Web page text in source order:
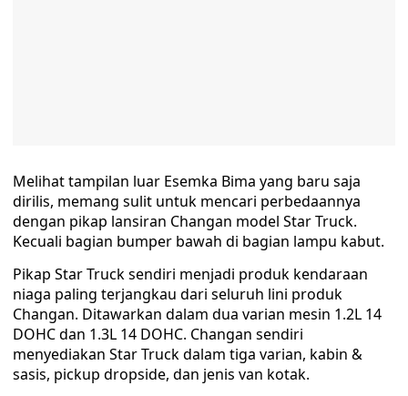
Melihat tampilan luar Esemka Bima yang baru saja
dirilis, memang sulit untuk mencari perbedaannya
dengan pikap lansiran Changan model Star Truck.
Kecuali bagian bumper bawah di bagian lampu kabut.
Pikap Star Truck sendiri menjadi produk kendaraan
niaga paling terjangkau dari seluruh lini produk
Changan. Ditawarkan dalam dua varian mesin 1.2L 14
DOHC dan 1.3L 14 DOHC. Changan sendiri
menyediakan Star Truck dalam tiga varian, kabin &
sasis, pickup dropside, dan jenis van kotak.